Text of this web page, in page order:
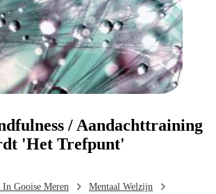
/ Aandachttraining
'Het Trefpunt'
Gooise Meren
Mentaal Welzijn